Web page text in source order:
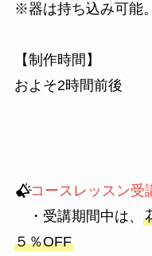
※器は持ち込み可能
【制作時間】
およそ2時間前後
コースレッスン受
・受講期間中は、
５％OFF